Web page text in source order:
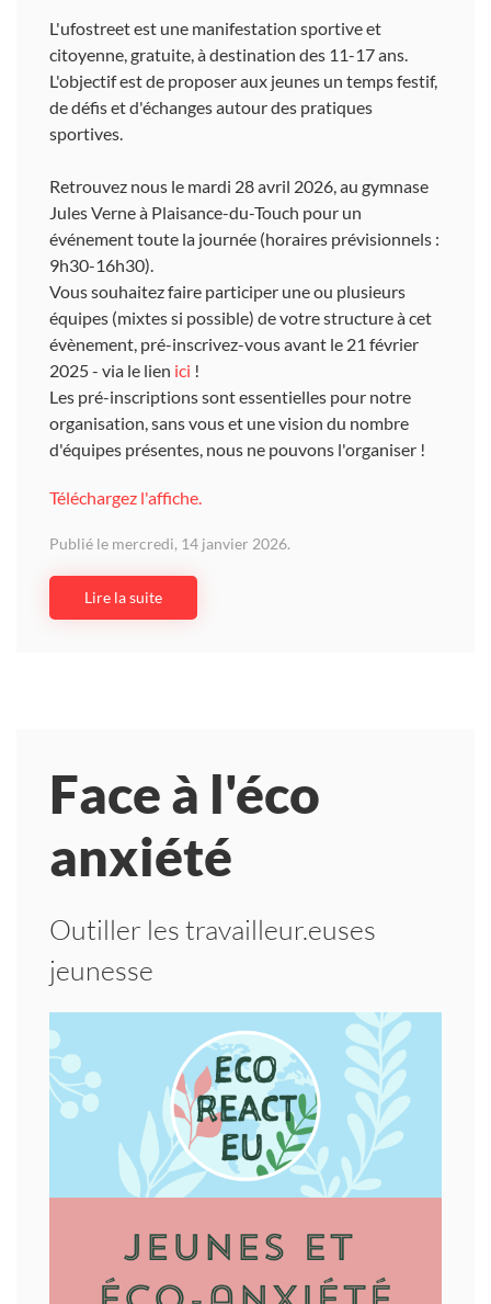
L'ufostreet est une manifestation sportive et
citoyenne, gratuite, à destination des 11-17 ans.
L'objectif est de proposer aux jeunes un temps festif,
de défis et d'échanges autour des pratiques
sportives.
Retrouvez nous le mardi 28 avril 2026, au gymnase
Jules Verne à Plaisance-du-Touch pour un
événement toute la journée (horaires prévisionnels :
9h30-16h30).
Vous souhaitez faire participer une ou plusieurs
équipes (mixtes si possible) de votre structure à cet
évènement, pré-inscrivez-vous avant le 21 février
2025 - via le lien ici !
Les pré-inscriptions sont essentielles pour notre
organisation, sans vous et une vision du nombre
d'équipes présentes, nous ne pouvons l'organiser !
Téléchargez l'affiche.
Publié le mercredi, 14 janvier 2026.
Lire la suite
Face à l'éco
anxiété
Outiller les travailleur.euses
jeunesse